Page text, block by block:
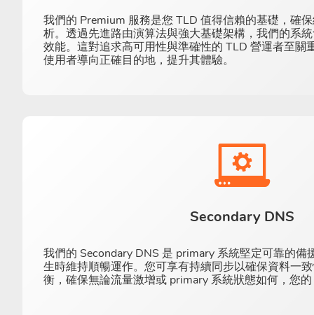
我們的 Premium 服務是您 TLD 值得信賴的基礎，確
析。透過先進路由演算法與強大基礎架構，我們的系
效能。這對追求高可用性與準確性的 TLD 營運者至關
使用者導向正確目的地，提升其體驗。
Secondary DNS
我們的 Secondary DNS 是 primary 系統堅定可靠的備
生時維持順暢運作。您可享有持續同步以確保資料一
衡，確保無論流量激增或 primary 系統狀態如何，您